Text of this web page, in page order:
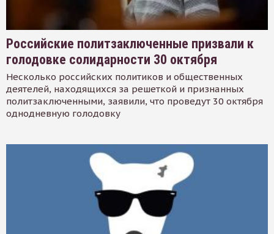
Российские политзаключенные призвали к
голодовке солидарности 30 октября
Несколько российских политиков и общественных
деятелей, находящихся за решеткой и признанных
политзаключенными, заявили, что проведут 30 октября
однодневную голодовку